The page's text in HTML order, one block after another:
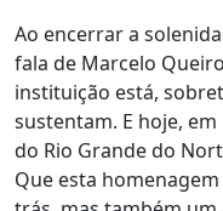
Ao encerrar a
fala de Marcelo
instituição está,
sustentam. E hoje,
do Rio Grande do
Que esta